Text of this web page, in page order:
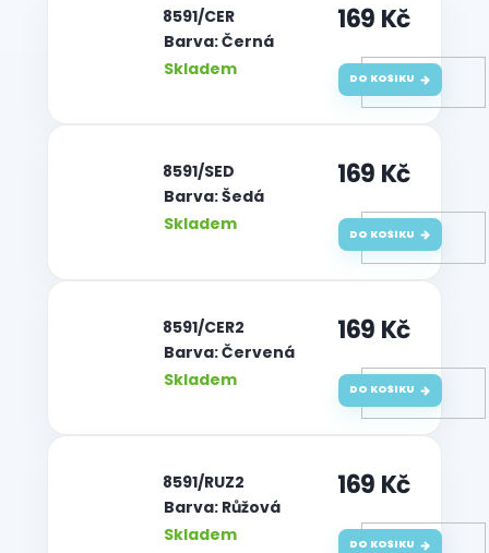
Barva: Černá
Skladem
| 8591/CER 169 Kč
DO KOŠÍKU
Barva: Šedá
Skladem
| 8591/SED 169 Kč
DO KOŠÍKU
Barva: Červená
Skladem
| 8591/CER2 169 Kč
DO KOŠÍKU
Barva: Růžová
Skladem
| 8591/RUZ2 169 Kč
DO KOŠÍKU